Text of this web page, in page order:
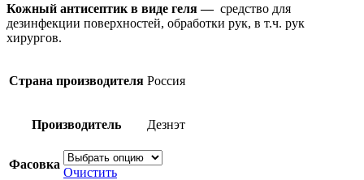
60.00₽
–
Кожный антисептик в виде геля — средство для
дезинфекции поверхностей, обработки рук, в т.ч. рук
хирургов.
Страна производителя Россия
Производитель Дезнэт
Фасовка
Очистить